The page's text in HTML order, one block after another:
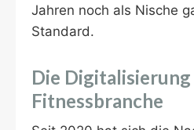
Jahren noch als Nische
Standard.
Die
Fitnessbranche